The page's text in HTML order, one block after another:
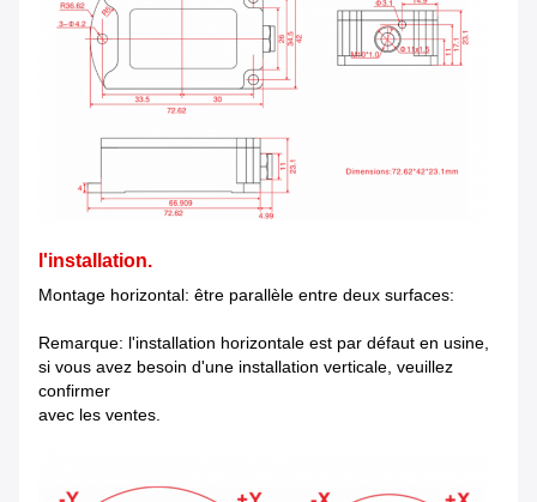
l'installation.
Montage horizontal: être parallèle entre deux surfaces:
Remarque: l'installation horizontale est par défaut en usine,
si vous avez besoin d'une installation verticale, veuillez
confirmer
avec les ventes.